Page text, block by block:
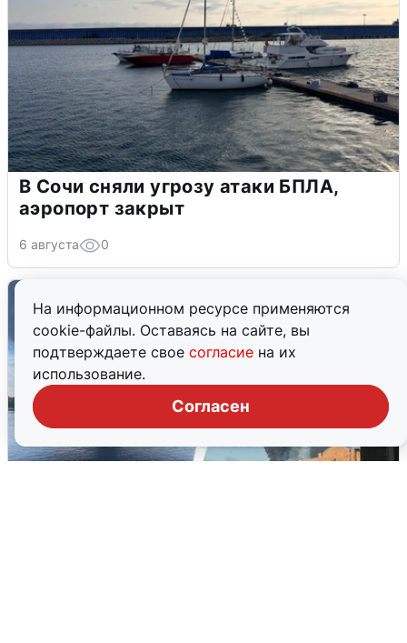
На информационном ресурсе применяются
cookie-файлы. Оставаясь на сайте, вы
подтверждаете свое согласие на их
использование.
Согласен
В Сочи сняли угрозу атаки БПЛА,
аэропорт закрыт
6 августа 0